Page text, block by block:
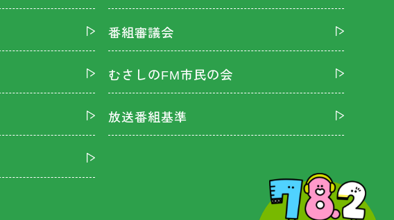
番組審議会
むさしのFM市民の会
放送番組基準